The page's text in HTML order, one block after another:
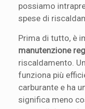
possiamo
spese di
Prima di tutto, è
manutenzione
riscaldamento.
funziona più
carburante e ha
significa meno